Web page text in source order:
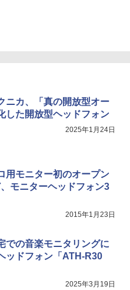
ニカ、「真の開放型オー
した開放型ヘッドフォン
2025年1月24日
用モニター初のオープン
、モニターヘッドフォン3
2015年1月23日
での音楽モニタリングに
ッドフォン「ATH-R30
2025年3月19日